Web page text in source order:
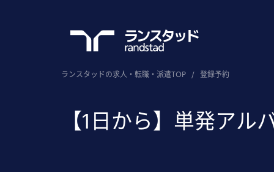
ランスタッドの求人・転職・派遣TOP / 登録予約
【1日から】単発アル